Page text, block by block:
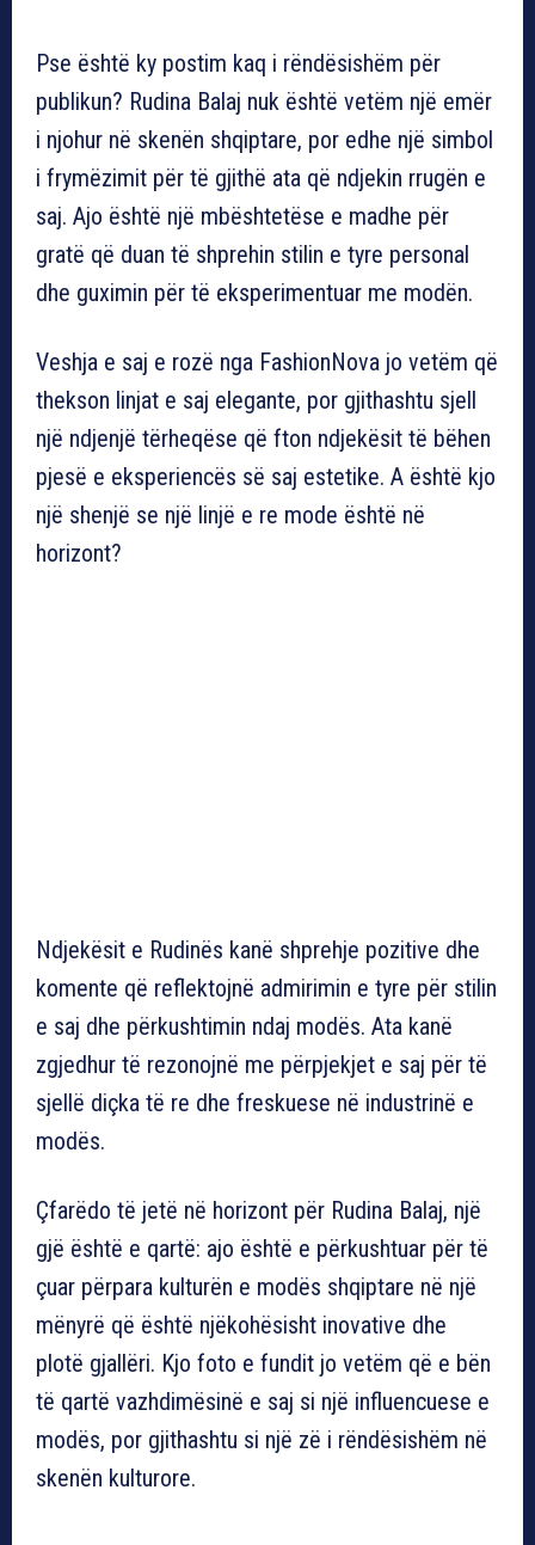
Pse është ky postim kaq i rëndësishëm për
publikun? Rudina Balaj nuk është vetëm një emër
i njohur në skenën shqiptare, por edhe një simbol
i frymëzimit për të gjithë ata që ndjekin rrugën e
saj. Ajo është një mbështetëse e madhe për
gratë që duan të shprehin stilin e tyre personal
dhe guximin për të eksperimentuar me modën.
Veshja e saj e rozë nga FashionNova jo vetëm që
thekson linjat e saj elegante, por gjithashtu sjell
një ndjenjë tërheqëse që fton ndjekësit të bëhen
pjesë e eksperiencës së saj estetike. A është kjo
një shenjë se një linjë e re mode është në
horizont?
Ndjekësit e Rudinës kanë shprehje pozitive dhe
komente që reflektojnë admirimin e tyre për stilin
e saj dhe përkushtimin ndaj modës. Ata kanë
zgjedhur të rezonojnë me përpjekjet e saj për të
sjellë diçka të re dhe freskuese në industrinë e
modës.
Çfarëdo të jetë në horizont për Rudina Balaj, një
gjë është e qartë: ajo është e përkushtuar për të
çuar përpara kulturën e modës shqiptare në një
mënyrë që është njëkohësisht inovative dhe
plotë gjallëri. Kjo foto e fundit jo vetëm që e bën
të qartë vazhdimësinë e saj si një influencuese e
modës, por gjithashtu si një zë i rëndësishëm në
skenën kulturore.